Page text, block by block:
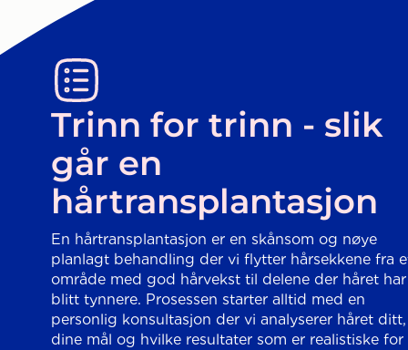
Trinn for trinn - slik
går en
hårtransplantasjon
En hårtransplantasjon er en skånsom og nøye
planlagt behandling der vi flytter hårsekkene fra
område med god hårvekst til delene der håret har
blitt tynnere. Prosessen starter alltid med en
personlig konsultasjon der vi analyserer håret ditt,
dine mål og hvilke resultater som er realistiske for